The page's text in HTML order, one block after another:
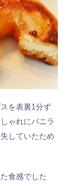
を表裏1分ず
ゃれにバニラ
していたため
食感でした